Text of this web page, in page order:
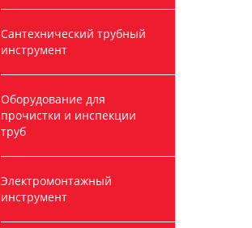
Сантехнический трубный
инструмент
Оборудование для
прочистки и инспекции
труб
Электромонтажный
инструмент